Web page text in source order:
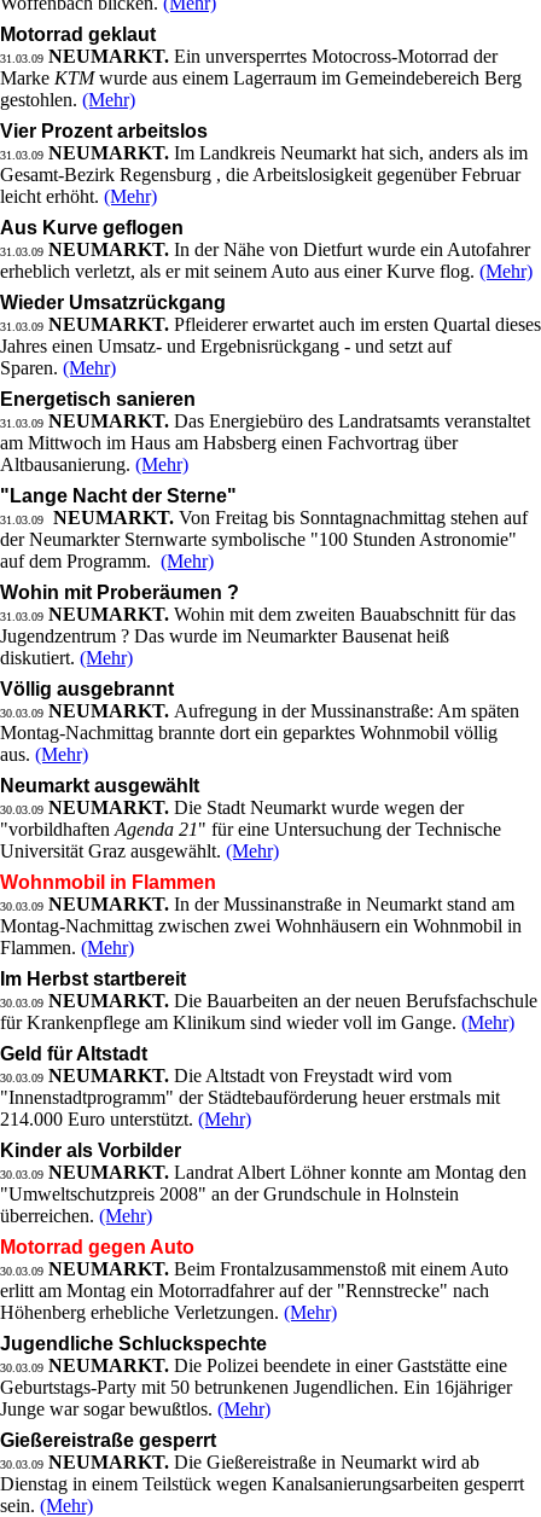
Motorrad geklaut
31.03.09 NEUMARKT. Ein unversperrtes Motocross-Motorrad der
Marke KTMwurde aus einem Lagerraum im Gemeindebereich Berg
gestohlen. (Mehr)
Vier Prozent arbeitslos
31.03.09 NEUMARKT. Im Landkreis Neumarkt hat sich, anders als im
Gesamt-Bezirk Regensburg , die Arbeitslosigkeit gegenüber Februar
leicht erhöht. (Mehr)
Aus Kurve geflogen
31.03.09 NEUMARKT. In der Nähe von Dietfurt wurde ein Autofahrer
erheblich verletzt, als er mit seinem Auto aus einer Kurve flog. (Mehr)
Wieder Umsatzrückgang
31.03.09 NEUMARKT. Pfleiderer erwartet auch im ersten Quartal dieses
Jahres einen Umsatz- und Ergebnisrückgang - und setzt auf
Sparen. (Mehr)
Energetisch sanieren
31.03.09 NEUMARKT. Das Energiebüro des Landratsamts veranstaltet
am Mittwoch im Haus am Habsberg einen Fachvortrag über
Altbausanierung. (Mehr)
"Lange Nacht der Sterne"
31.03.09 NEUMARKT. Von Freitag bis Sonntagnachmittag stehen auf
der Neumarkter Sternwarte symbolische "100 Stunden Astronomie"
auf dem Programm. (Mehr)
Wohin mit Proberäumen ?
31.03.09 NEUMARKT. Wohin mit dem zweiten Bauabschnitt für das
Jugendzentrum ? Das wurde im Neumarkter Bausenat heiß
diskutiert. (Mehr)
Völlig ausgebrannt
30.03.09 NEUMARKT. Aufregung in der Mussinanstraße: Am späten
Montag-Nachmittag brannte dort ein geparktes Wohnmobil völlig
aus. (Mehr)
Neumarkt ausgewählt
30.03.09 NEUMARKT. Die Stadt Neumarkt wurde wegen der
"vorbildhaften Agenda 21" für eine Untersuchung der Technische
Universität Graz ausgewählt. (Mehr)
Wohnmobil in Flammen
30.03.09 NEUMARKT. In der Mussinanstraße in Neumarkt stand am
Montag-Nachmittag zwischen zwei Wohnhäusern ein Wohnmobil in
Flammen. (Mehr)
Im Herbst startbereit
30.03.09 NEUMARKT. Die Bauarbeiten an der neuen Berufsfachschule
für Krankenpflege am Klinikum sind wieder voll im Gange. (Mehr)
Geld für Altstadt
30.03.09 NEUMARKT. Die Altstadt von Freystadt wird vom
"Innenstadtprogramm" der Städtebauförderung heuer erstmals mit
214.000 Euro unterstützt. (Mehr)
Kinder als Vorbilder
30.03.09 NEUMARKT. Landrat Albert Löhner konnte am Montag den
"Umweltschutzpreis 2008" an der Grundschule in Holnstein
überreichen. (Mehr)
Motorrad gegen Auto
30.03.09 NEUMARKT. Beim Frontalzusammenstoß mit einem Auto
erlitt am Montag ein Motorradfahrer auf der "Rennstrecke" nach
Höhenberg erhebliche Verletzungen. (Mehr)
Jugendliche Schluckspechte
30.03.09 NEUMARKT. Die Polizei beendete in einer Gaststätte eine
Geburtstags-Party mit 50 betrunkenen Jugendlichen. Ein 16jähriger
Junge war sogar bewußtlos. (Mehr)
Gießereistraße gesperrt
30.03.09 NEUMARKT. Die Gießereistraße in Neumarkt wird ab
Dienstag in einem Teilstück wegen Kanalsanierungsarbeiten gesperrt
sein. (Mehr)